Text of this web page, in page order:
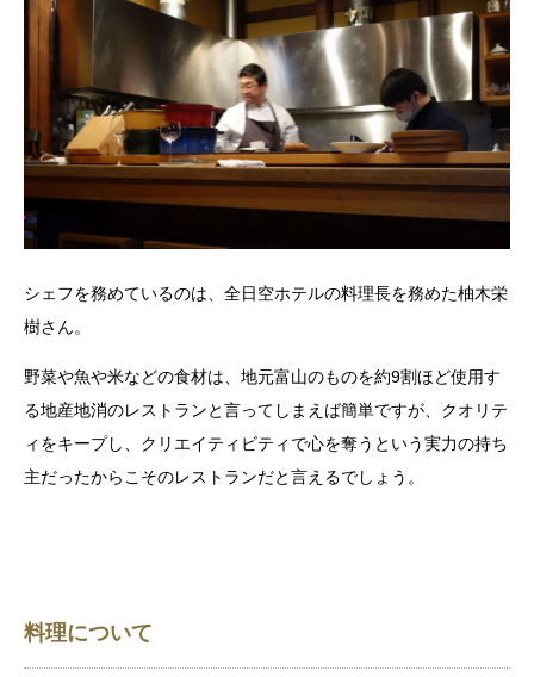
シェフを務めているのは、全日空ホテルの料理長を務めた柚木栄
樹さん。
野菜や魚や米などの食材は、地元富山のものを約9割ほど使用す
る地産地消のレストランと言ってしまえば簡単ですが、クオリテ
ィをキープし、クリエイティビティで心を奪うという実力の持ち
主だったからこそのレストランだと言えるでしょう。
料理について